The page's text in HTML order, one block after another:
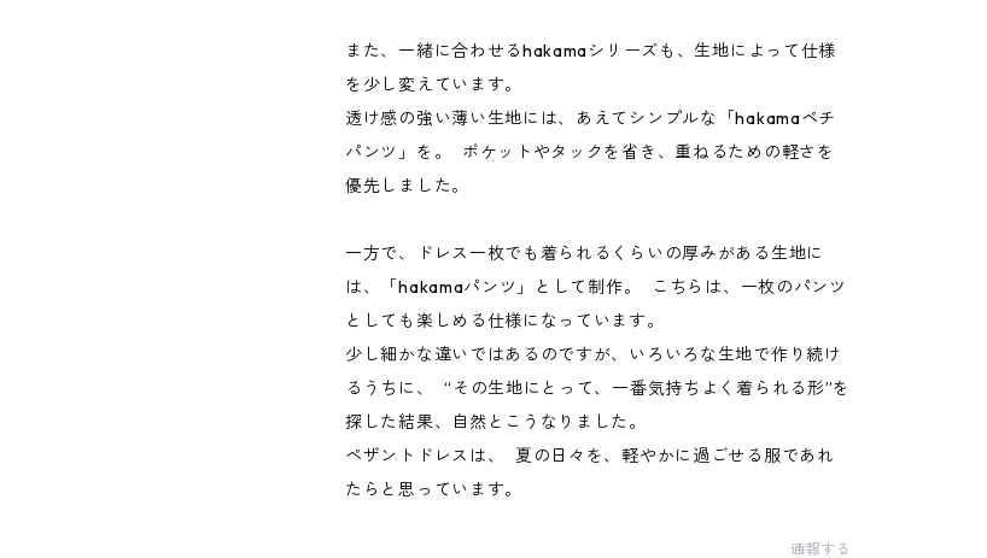
また、一緒に合わせるhakamaシリーズも、生地によって仕様
を少し変えています。
透け感の強い薄い生地には、あえてシンプルな「hakamaペチ
パンツ」を。 ポケットやタックを省き、重ねるための軽さを
優先しました。
一方で、ドレス一枚でも着られるくらいの厚みがある生地に
は、「hakamaパンツ」として制作。 こちらは、一枚のパンツ
としても楽しめる仕様になっています。
少し細かな違いではあるのですが、いろいろな生地で作り続け
るうちに、 “その生地にとって、一番気持ちよく着られる形”を
探した結果、自然とこうなりました。
ペザントドレスは、 夏の日々を、軽やかに過ごせる服であれ
たらと思っています。
通報する